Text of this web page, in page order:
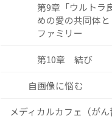
第9章「ウルトラ
めの愛の共同体
ファミリー
第10章 結び
自画像に悩む
メディカルカフェ（がん